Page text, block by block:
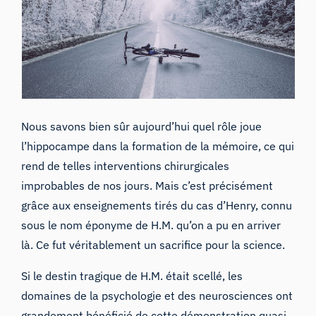
Nous savons bien sûr aujourd’hui quel rôle joue
l’hippocampe dans la formation de la mémoire, ce qui
rend de telles interventions chirurgicales
improbables de nos jours. Mais c’est précisément
grâce aux enseignements tirés du cas d’Henry, connu
sous le nom éponyme de H.M. qu’on a pu en arriver
là. Ce fut véritablement un sacrifice pour la science.
Si le destin tragique de H.M. était scellé, les
domaines de la psychologie et des neurosciences ont